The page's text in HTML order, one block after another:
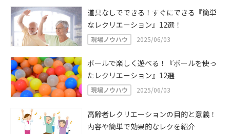
道具なしでできる！すぐにできる『簡単
なレクリエーション』12選！
現場ノウハウ 2025/06/03
ボールで楽しく遊べる！『ボールを使っ
たレクリエーション』12選
現場ノウハウ 2025/06/03
高齢者レクリエーションの目的と意義！
内容や簡単で効果的なレクを紹介